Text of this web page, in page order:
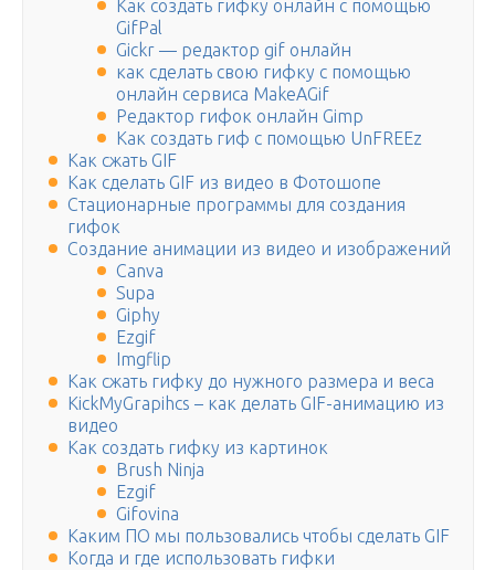
Как создать гифку онлайн с помощью
GifPal
Gickr — редактор gif онлайн
как сделать свою гифку с помощью
онлайн сервиса MakeAGif
Редактор гифок онлайн Gimp
Как создать гиф с помощью UnFREEz
Как сжать GIF
Как сделать GIF из видео в Фотошопе
Стационарные программы для создания
гифок
Создание анимации из видео и изображений
Canva
Supa
Giphy
Ezgif
Imgflip
Как сжать гифку до нужного размера и веса
KickMyGrapihcs – как делать GIF-анимацию из
видео
Как создать гифку из картинок
Brush Ninja
Ezgif
Gifovina
Каким ПО мы пользовались чтобы сделать GIF
Когда и где использовать гифки